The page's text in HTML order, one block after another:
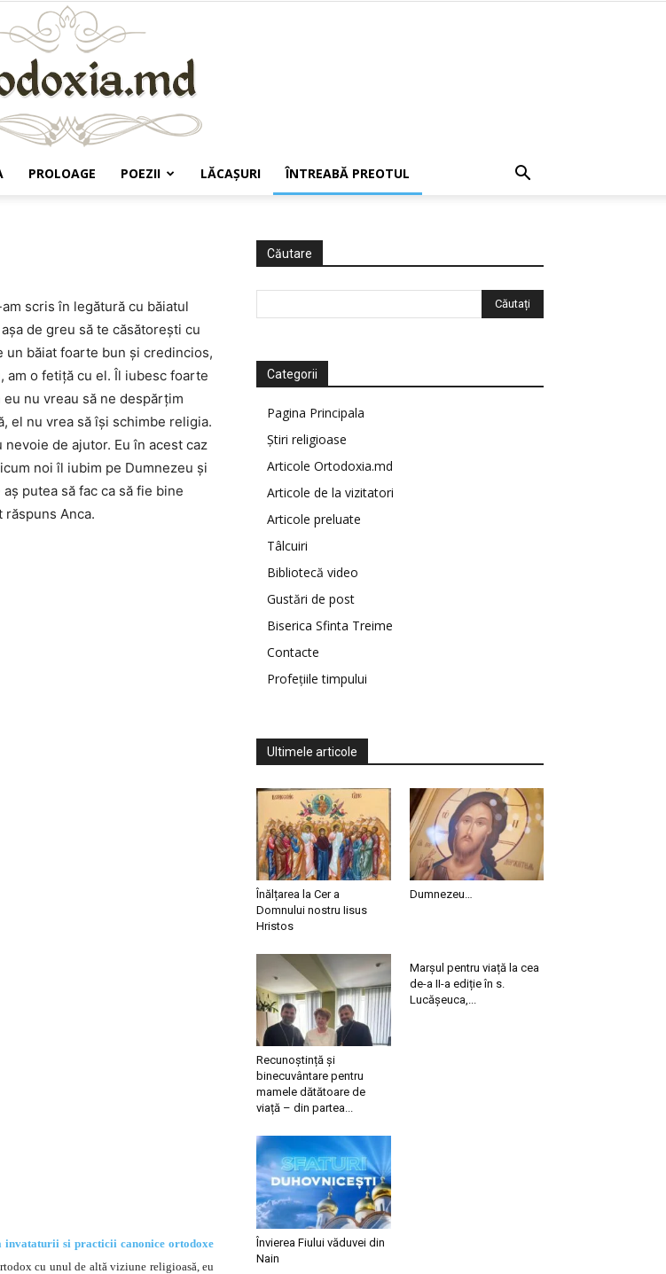
PROLOAGE POEZII LĂCAŞURI ÎNTREABĂ PREOTUL
scris în legătură cu băiatul
de greu să te căsătoreşti cu
un băiat foarte bun şi credincios,
am o fetiţă cu el. Îl iubesc foarte
nu vreau să ne despărţim
el nu vrea să îşi schimbe religia.
de ajutor. Eu în acest caz
noi îl iubim pe Dumnezeu şi
putea să fac ca să fie bine
Anca.
si practicii canonice ortodoxe
cu unul de altă viziune religioasă, eu
Căutare
Categorii
Pagina Principala
Știri religioase
Articole Ortodoxia.md
Articole de la vizitatori
Articole preluate
Tâlcuiri
Bibliotecă video
Gustări de post
Biserica Sfinta Treime
Contacte
Profețiile timpului
Ultimele articole
Înălțarea la Cer a
Domnului nostru Iisus
Hristos
Dumnezeu…
Recunoștință și
binecuvântare pentru
mamele dătătoare de
viață – din partea...
Marșul pentru viață la cea
de-a II-a ediție în s.
Lucășeuca,...
Învierea Fiului văduvei din
Nain